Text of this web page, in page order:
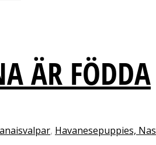
ÄR FÖDDA
, Havanesepuppies,